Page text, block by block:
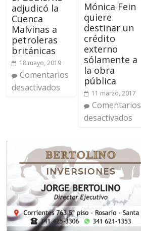
adjudicó la
Cuenca
Malvinas a
petroleras
británicas
18 mayo, 2019
Comentarios
desactivados
Mónica Fein
quiere
destinar un
crédito
externo
sólamente a
la obra
pública
11 marzo, 2017
Comentarios
desactivados